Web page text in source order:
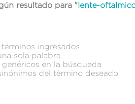
resultado para " lente-
ingresados
sola palabra
en la búsqueda
del término deseado